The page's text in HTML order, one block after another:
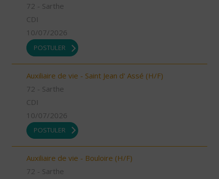
72 - Sarthe
CDI
10/07/2026
POSTULER
Auxiliaire de vie - Saint Jean d' Assé (H/F)
72 - Sarthe
CDI
10/07/2026
POSTULER
Auxiliaire de vie - Bouloire (H/F)
72 - Sarthe